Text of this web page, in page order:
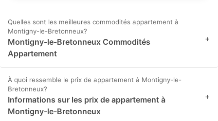
Quelles sont les meilleures commodités appartement à
Montigny-le-Bretonneux?
Montigny-le-Bretonneux Commodités
Appartement
+
À quoi ressemble le prix de appartement à Montigny-le-
Bretonneux?
Informations sur les prix de appartement à
Montigny-le-Bretonneux
+